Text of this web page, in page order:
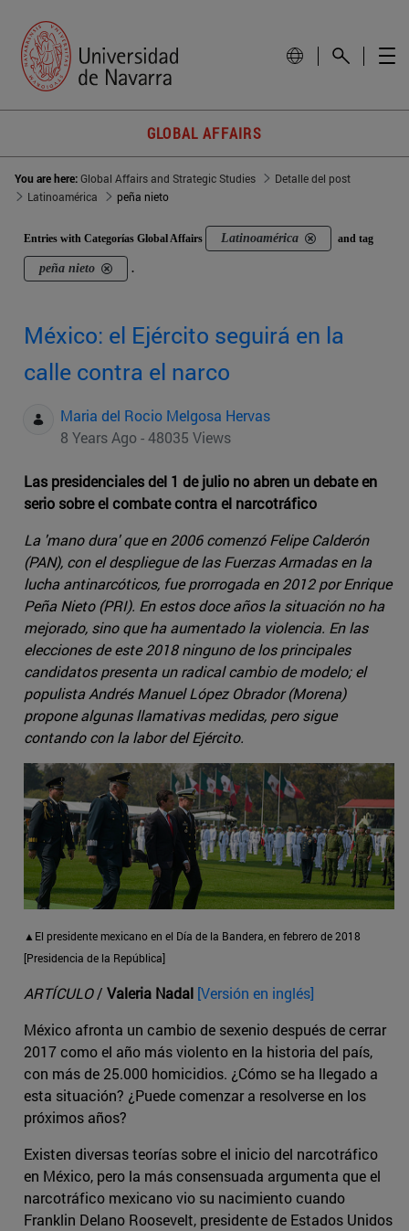
GLOBAL AFFAIRS
You are here:Global Affairs and Strategic Studies
Detalle del post
Latinoamérica
peña nieto
Entries with Categorías Global Affairs Latinoamérica and tag
peña nieto .
México: el Ejército seguirá en la
calle contra el narco
Maria del Rocio Melgosa Hervas
8 Years Ago - 48035 Views
Las presidenciales del 1 de julio no abren un debate en
serio sobre el combate contra el narcotráfico
La 'mano dura' que en 2006 comenzó Felipe Calderón
(PAN), con el despliegue de las Fuerzas Armadas en la
lucha antinarcóticos, fue prorrogada en 2012 por Enrique
Peña Nieto (PRI). En estos doce años la situación no ha
mejorado, sino que ha aumentado la violencia. En las
elecciones de este 2018 ninguno de los principales
candidatos presenta un radical cambio de modelo; el
populista Andrés Manuel López Obrador (Morena)
propone algunas llamativas medidas, pero sigue
contando con la labor del Ejército.
▲El presidente mexicano en el Día de la Bandera, en febrero de 2018
[Presidencia de la República]
ARTÍCULO/ Valeria Nadal [Versión en inglés]
México afronta un cambio de sexenio después de cerrar
2017 como el año más violento en la historia del país,
con más de 25.000 homicidios. ¿Cómo se ha llegado a
esta situación? ¿Puede comenzar a resolverse en los
próximos años?
Existen diversas teorías sobre el inicio del narcotráfico
en México, pero la más consensuada argumenta que el
narcotráfico mexicano vio su nacimiento cuando
Franklin Delano Roosevelt, presidente de Estados Unidos